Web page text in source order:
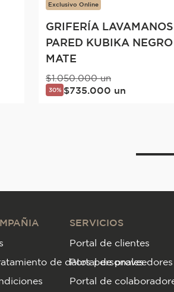
Exclusivo Online
GRIFERÍA
PARED KUBIKA NEGRO
MATE
$1.050.000 un
30% $735.000 un
de datos personales
SERVICIOS
Portal de clientes
Portal de proveedores
Portal de